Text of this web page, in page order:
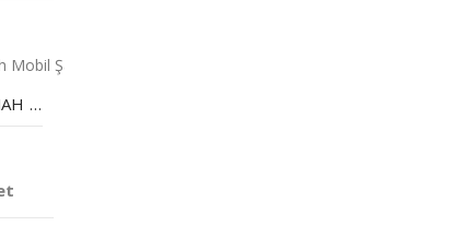
POWERBANK 10000 MAH MOBIL ŞARJ CIHAZI